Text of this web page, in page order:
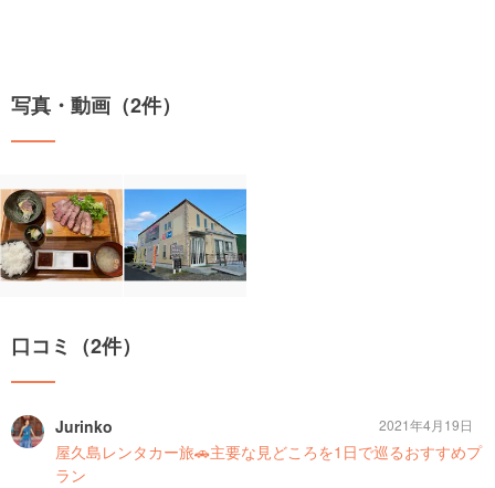
写真・動画（2件）
口コミ（2件）
Jurinko
屋久島レンタカー旅🚗主要な見どころを1日で巡るおすすめプ
ラン
2021年4月19日